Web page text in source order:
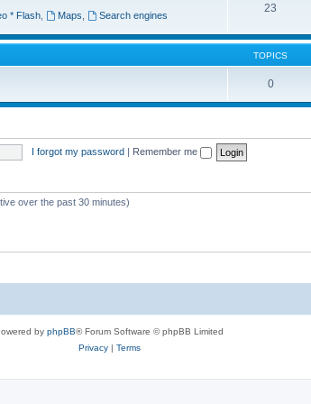
* Flash Maps Search engines
23
TOPICS
0
I forgot my password | Remember me
over the past 30 minutes)
by phpBB® Forum Software © phpBB Limited
Privacy| Terms